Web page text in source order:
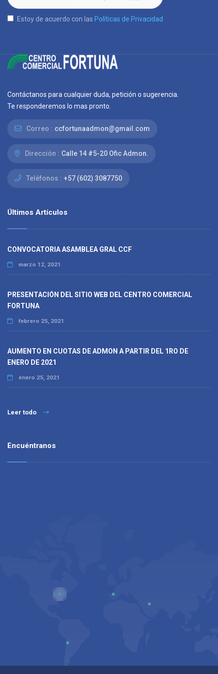
Estoy de acuerdo con las Políticas de Privacidad
Contáctanos para cualquier duda, petición o sugerencia.
Te responderemos lo mas pronto.
Correo : ccfortunaadmon@gmail.com
Dirección : Calle 14 #5-20 Ofic Admon.
Teléfonos : +57 (602) 3087750
Últimos Artículos
CONVOCATORIA ASAMBLEA GRAL CCF
marzo 12, 2021
PRESENTACIÓN DEL SITIO WEB DEL CENTRO COMERCIAL
FORTUNA
febrero 25, 2021
AUMENTO EN CUOTAS DE ADMON A PARTIR DEL 1RO DE
ENERO DE 2021
enero 25, 2021
Leer todo
Encuéntranos